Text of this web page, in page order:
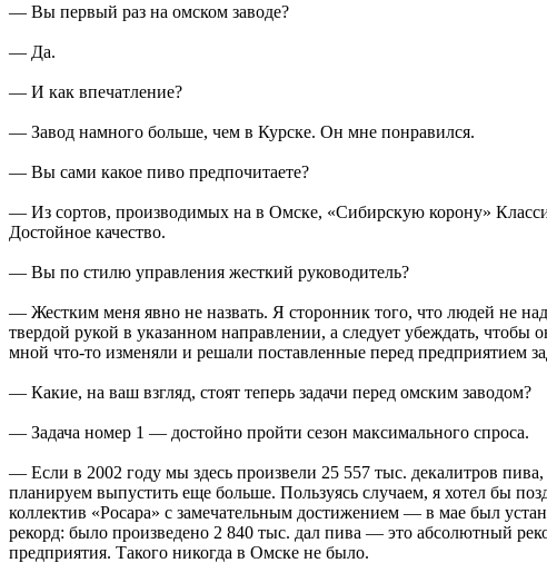
— Вы первый раз на омском заводе?
— Да.
— И как впечатление?
— Завод намного больше, чем в Курске. Он мне понравился.
— Вы сами какое пиво предпочитаете?
— Из сортов, производимых на в Омске, «Сибирскую корону»
Достойное качество.
— Вы по стилю управления жесткий руководитель?
— Жестким меня явно не назвать. Я сторонник того, что людей не
твердой рукой в указанном направлении, а следует убеждать, чтобы
мной что-то изменяли и решали поставленные перед предприятием
— Какие, на ваш взгляд, стоят теперь задачи перед омским заводом?
— Задача номер 1 — достойно пройти сезон максимального спроса.
— Если в 2002 году мы здесь произвели 25 557 тыс. декалитров
планируем выпустить еще больше. Пользуясь случаем, я хотел бы
коллектив «Росара» с замечательным достижением — в мае был
рекорд: было произведено 2 840 тыс. дал пива — это абсолютный
предприятия. Такого никогда в Омске не было.